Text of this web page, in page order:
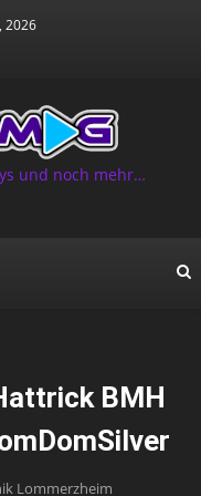
2026
und noch mehr…
BMH
Lommerzheim